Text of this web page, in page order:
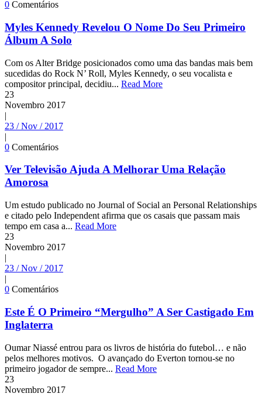
0 Comentários
Myles Kennedy Revelou O Nome Do Seu Primeiro
Álbum A Solo
Com os Alter Bridge posicionados como uma das bandas mais bem
sucedidas do Rock N’ Roll, Myles Kennedy, o seu vocalista e
compositor principal, decidiu... Read More
23
Novembro 2017
|
23 / Nov / 2017
|
0 Comentários
Ver Televisão Ajuda A Melhorar Uma Relação
Amorosa
Um estudo publicado no Journal of Social an Personal Relationships
e citado pelo Independent afirma que os casais que passam mais
tempo em casa a... Read More
23
Novembro 2017
|
23 / Nov / 2017
|
0 Comentários
Este É O Primeiro “Mergulho” A Ser Castigado Em
Inglaterra
Oumar Niassé entrou para os livros de história do futebol… e não
pelos melhores motivos. O avançado do Everton tornou-se no
primeiro jogador de sempre... Read More
23
Novembro 2017